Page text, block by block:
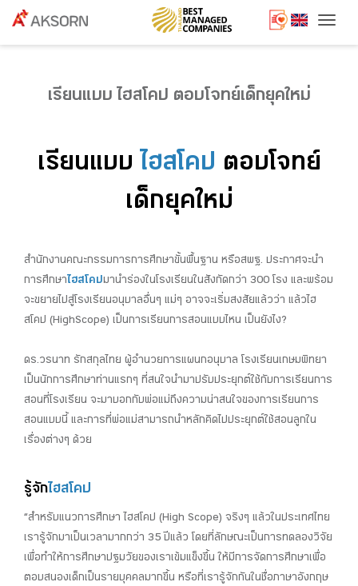
เรียนแบบ ไฮสโคป ตอบโจทย์เด็กยุคใหม่
เรียนแบบ ไฮสโคป ตอบโจทย์
เด็กยุคใหม่
สำนักงานคณะกรรมการการศึกษาขั้นพื้นฐาน หรือสพฐ. ประกาศจะนำ
การศึกษาไฮสโคปมานำร่องในโรงเรียนในสังกัดกว่า 300 โรง และพร้อม
จะขยายไปสู่โรงเรียนอนุบาลอื่นๆ แม่ๆ อาจจะเริ่มสงสัยแล้วว่า แล้วไฮ
สโคป (HighScope) เป็นการเรียนการสอนแบบไหน เป็นยังไง?
ดร.วรนาท รักสกุลไทย ผู้อำนวยการแผนกอนุบาล โรงเรียนเกษมพิทยา
เป็นนักการศึกษาท่านแรกๆ ที่สนใจนำมาปรับประยุกต์ใช้กับการเรียนการ
สอนที่โรงเรียน จะมาบอกกับพ่อแม่ถึงความน่าสนใจของการเรียนการ
สอนแบบนี้ และการที่พ่อแม่สามารถนำหลักคิดไปประยุกต์ใช้สอนลูกใน
เรื่องต่างๆ ด้วย
รู้จักไฮสโคป
“สำหรับแนวการศึกษา ไฮสโคป (High Scope) จริงๆ แล้วในประเทศไทย
เรารู้จักมาเป็นเวลามากกว่า 35 ปีแล้ว โดยที่ลักษณะเป็นการทดลองวิจัย
เพื่อทำให้การศึกษาปฐมวัยของเราเข้มแข็งขึ้น ให้มีการจัดการศึกษาเพื่อ
ตอบสนองเด็กเป็นรายบุคคลมากขึ้น หรือที่เรารู้จักกันในชื่อภาษาอังกฤษ